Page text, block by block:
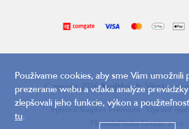
Používame cookies, aby sme Vám umožnili
prezeranie webu a vďaka analýze
zlepšovali jeho funkcie, výkon a
tu.
Copyright 2026Svojtka.sk. Všetky
Vytvoril Shoptet Premium Upraviť
MirandaMedia Group, s.r.o.